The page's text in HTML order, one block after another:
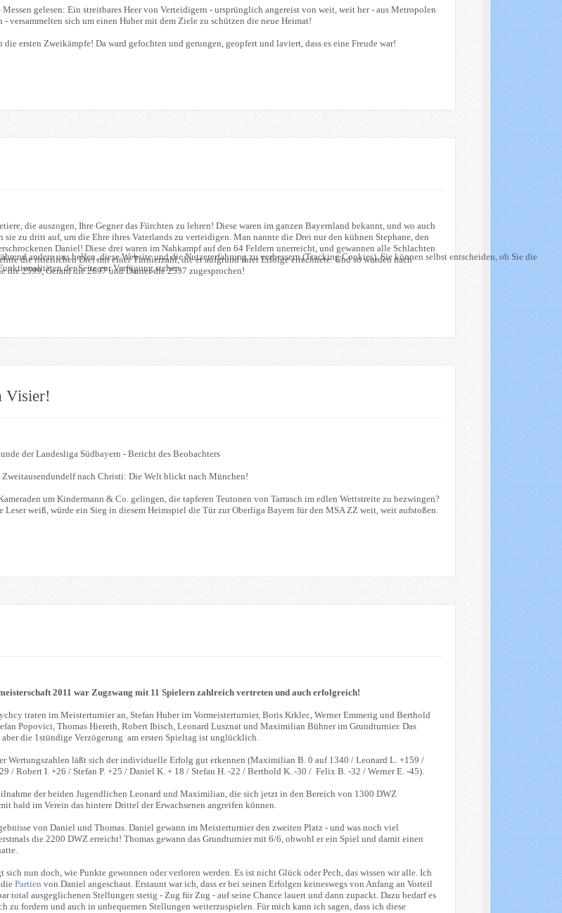
gelesen: Ein streitbares Heer von Verteidigern - ursprünglich angereist von weit, weit her - aus Metropolen
- versammelten sich um einen Huber mit dem Ziele zu schützen die neue Heimat!
die ersten Zweikämpfe! Da ward gefochten und gerungen, geopfert und laviert, dass es eine Freude war!
die auszogen, Ihre Gegner das Fürchten zu lehren! Diese waren im ganzen Bayernland bekannt, und wo auch
sie zu dritt auf, um die Ehre ihres Vaterlands zu verteidigen. Man nannte die Drei nur den kühnen Stephane, den
Daniel! Diese drei waren im Nahkampf auf den 64 Feldern unerreicht, und gewannen alle Schlachten
die ritterlichen Drei mit einer Turnierzahl, die er aufgrund ihrer Erfolge errechnete. Und so wurden nach
die 2599, Gerard die 2697 und Daniel die 2537 zugesprochen!
Visier!
der Landesliga Südbayern - Bericht des Beobachters
Zweitausendundelf nach Christi: Die Welt blickt nach München!
um Kindermann & Co. gelingen, die tapferen Teutonen von Tarrasch im edlen Wettstreite zu bezwingen?
Leser weiß, würde ein Sieg in diesem Heimspiel die Tür zur Oberliga Bayern für den MSA ZZ weit, weit aufstoßen.
2011 war Zugzwang mit 11 Spielern zahlreich vertreten und auch erfolgreich!
traten im Meisterturnier an, Stefan Huber im Vormeisterturnier, Boris Krklec, Werner Emmerig und Berthold
Popovici, Thomas Hiereth, Robert Ibisch, Leonard Lusznat und Maximilian Bühner im Grundturnier. Das
die 1stündige Verzögerung am ersten Spieltag ist unglücklich.
Wertungszahlen läßt sich der individuelle Erfolg gut erkennen (Maximilian B. 0 auf 1340 / Leonard L. +159 /
/ Robert I. +26 / Stefan P. +25 / Daniel K. + 18 / Stefan H. -22 / Berthold K. -30 / Felix B. -32 / Werner E. -45).
der beiden Jugendlichen Leonard und Maximilian, die sich jetzt in den Bereich von 1300 DWZ
bald im Verein das hintere Drittel der Erwachsenen angreifen können.
von Daniel und Thomas. Daniel gewann im Meisterturnier den zweiten Platz - und was noch viel
die 2200 DWZ erreicht! Thomas gewann das Grundturnier mit 6/6, obwohl er ein Spiel und damit einen
sich nun doch, wie Punkte gewonnen oder verloren werden. Es ist nicht Glück oder Pech, das wissen wir alle. Ich
Partien von Daniel angeschaut. Erstaunt war ich, dass er bei seinen Erfolgen keineswegs von Anfang an Vorteil
total ausgeglichenen Stellungen stetig - Zug für Zug - auf seine Chance lauert und dann zupackt. Dazu bedarf es
zu fordern und auch in unbequemen Stellungen weiterzuspielen. Für mich kann ich sagen, dass ich diese
andere uns helfen, diese Website und die Nutzererfahrung zu verbessern (Tracking Cookies). Sie können selbst entscheiden, ob Sie die
der Seite zur Verfügung stehen.